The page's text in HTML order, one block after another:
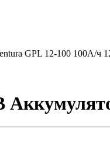
GPL 12-100 100А/ч